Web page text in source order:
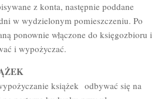
z konta, następnie poddane
w wydzielonym pomieszczeniu. Po
ponownie włączone do księgozbioru i
i wypożyczać.
książek odbywać się na